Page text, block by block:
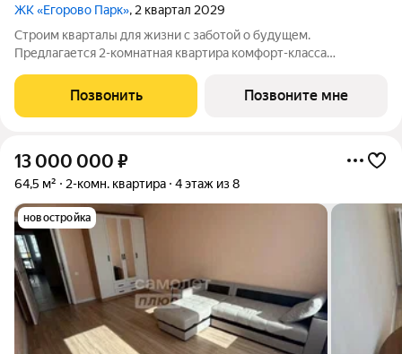
ЖК «Егорово Парк», 2 квартал 2029
Строим кварталы для жизни с заботой о будущем.
Предлагается 2-комнатная квартира комфорт-класса
этаже, в жилом комплексе "Егорово Парк".Квартиры
комплекса на выбор: могут быть как с отделкой,
Позвонить Позвоните мне
13 000 000 ₽
64,5 м² 2-комн. квартира 4 этаж из 8
новостройка